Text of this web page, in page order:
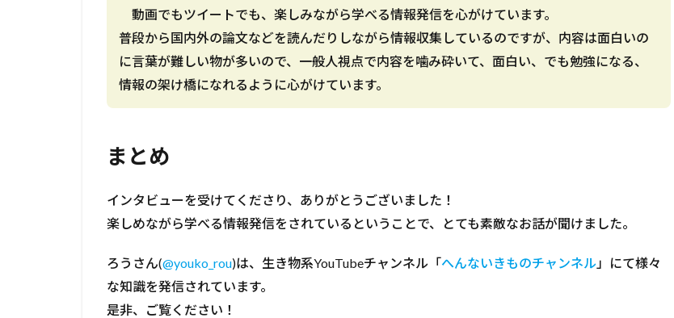
動画でもツイートでも、楽しみながら学べる情報発信を心がけています。
普段から国内外の論文などを読んだりしながら情報収集しているのですが、内容は面白いの
に言葉が難しい物が多いので、一般人視点で内容を噛み砕いて、面白い、でも勉強になる、
情報の架け橋になれるように心がけています。
まとめ
インタビューを受けてくださり、ありがとうございました！
楽しめながら学べる情報発信をされているということで、とても素敵なお話が聞けました。
ろうさん(@youko_rou)は、生き物系YouTubeチャンネル「へんないきものチャンネル 」にて様々
な知識を発信されています。
是非、ご覧ください！